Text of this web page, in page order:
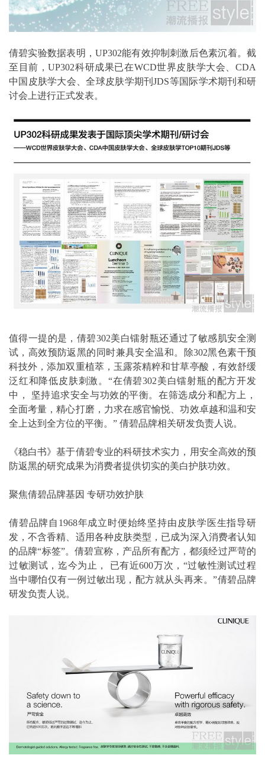
倩碧实验数据表明，UP302能有效抑制刺激后色素沉着。截
至目前，UP302科研成果已在WCD世界皮肤学大会、CDA
中国皮肤学大会、全球皮肤学期刊JDS等国际学术期刊和研
讨会上进行正式发表。
值得一提的是，倩碧302美白镭射瓶还通过了敏感肌安全测
试，高效预防返黑的同时兼具安全温和。除302黑色素干预
科技外，添加双重植萃，玉露茶精粹和甘草亭酸，有效舒缓
泛红和降低皮肤刺激。“在倩碧302美白镭射瓶的配方开发
中， 坚持追求安全与功效的平衡。在筛选成分和配方上，
全面考量，精心打磨，力求在感官愉悦、功效卓越和温和安
全上达到全方位的平衡。” 倩碧品牌相关研发负责人说。
《稳白书》基于倩碧专业的科研技术实力，用安全高效的预
防返黑的研究成果为消费者提供切实的美白护肤功效。
聚焦倩碧品牌基因 专研功效护肤
倩碧品牌自1968年成立时便始终坚持由皮肤学医生指导研
发，不含香精、适用各种皮肤类型，已成为深入消费者认知
的品牌“标签”。倩碧宣称，产品所有配方，都须经过严苛的
过敏测试，迄今为止， 已有近600万次，“过敏性测试过程
当中哪怕仅有一例过敏出现，配方就从头再来。”倩碧品牌
研发负责人说。